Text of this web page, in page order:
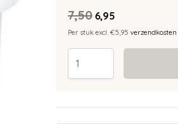
7,50 6,95
Per stuk excl. €5,95 verzendkosten